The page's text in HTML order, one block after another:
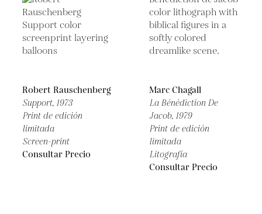
Robert Rauschenberg
Support, 1973
Print de edición
limitada
Screen-print
Consultar Precio
Marc Chagall
La Bénédiction De
Jacob, 1979
Print de edición
limitada
Litografía
Consultar Precio